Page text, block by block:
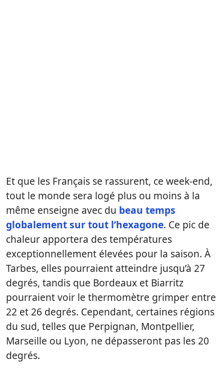
Et que les Français se rassurent, ce week-end,
tout le monde sera logé plus ou moins à la
même enseigne avec du beau temps
globalement sur tout l’hexagone. Ce pic de
chaleur apportera des températures
exceptionnellement élevées pour la saison. À
Tarbes, elles pourraient atteindre jusqu’à 27
degrés, tandis que Bordeaux et Biarritz
pourraient voir le thermomètre grimper entre
22 et 26 degrés. Cependant, certaines régions
du sud, telles que Perpignan, Montpellier,
Marseille ou Lyon, ne dépasseront pas les 20
degrés.